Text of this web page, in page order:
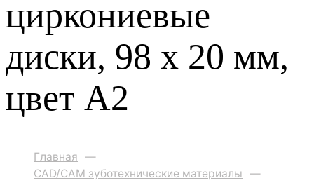
циркониевые
диски, 98 х 20 мм,
цвет A2
Главная —
CAD/CAM зуботехнические материалы —